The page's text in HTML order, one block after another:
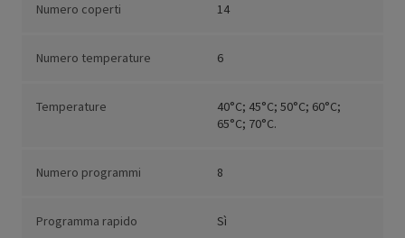
Numero coperti 14
Numero temperature 6
Temperature
40°C; 45°C; 50°C; 60°C;
65°C; 70°C.
Numero programmi 8
Programma rapido Sì